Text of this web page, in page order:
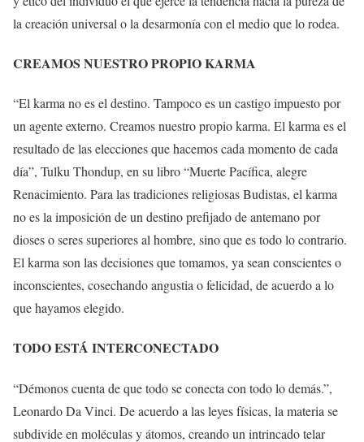
la creación universal o la desarmonía con el medio que lo rodea.
CREAMOS NUESTRO PROPIO KARMA
“El karma no es el destino. Tampoco es un castigo impuesto por
un agente externo. Creamos nuestro propio karma. El karma es el
resultado de las elecciones que hacemos cada momento de cada
día”, Tulku Thondup, en su libro “Muerte Pacífica, alegre
Renacimiento. Para las tradiciones religiosas Budistas, el karma
no es la imposición de un destino prefijado de antemano por
dioses o seres superiores al hombre, sino que es todo lo contrario.
El karma son las decisiones que tomamos, ya sean conscientes o
inconscientes, cosechando angustia o felicidad, de acuerdo a lo
que hayamos elegido.
TODO ESTÁ INTERCONECTADO
“Démonos cuenta de que todo se conecta con todo lo demás.”,
Leonardo Da Vinci. De acuerdo a las leyes físicas, la materia se
subdivide en moléculas y átomos, creando un intrincado telar